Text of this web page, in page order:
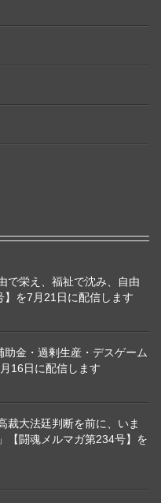
で栄え、福祉で沈み、自由
を7月21日に配信します
助金・過剰生産・デスゲーム
16日に配信します
裁大法廷判断を前に、いま
【闘魂メルマガ第234号】を